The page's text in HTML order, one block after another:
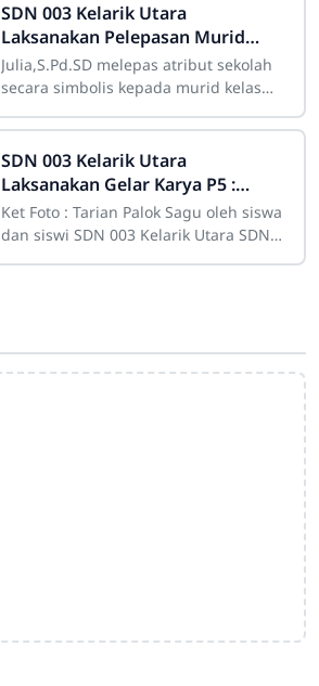
SDN 003 Kelarik Utara
Laksanakan Pelepasan Murid
Kelas 6 Secara Sederhana
Julia,S.Pd.SD melepas atribut sekolah
secara simbolis kepada murid kelas
acara pelepasan murid kelas 6 dengan
SDN 003 Kelarik Utara
Laksanakan Gelar Karya P5 :
Menampilkan Tarian Palok Sagu
Hingga Makanan Khas Lokal Dari
Ket Foto : Tarian Palok Sagu oleh siswa
dan siswi SDN 003 Kelarik Utara SDN